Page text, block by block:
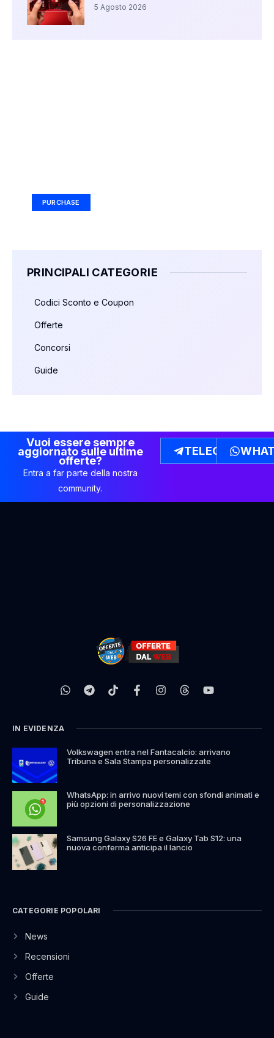
5 Agosto 2026
PURCHASE
PRINCIPALI CATEGORIE
Codici Sconto e Coupon
Offerte
Concorsi
Guide
Vuoi essere sempre
aggiornato sulle ultime
offerte?
Entra a far parte della nostra
community.
TELEGRAM
IN EVIDENZA
Volkswagen entra nel Fantacalcio: arrivano
Tribuna e Sala Stampa personalizzate
WhatsApp: in arrivo nuovi temi con sfondi animati e
più opzioni di personalizzazione
Samsung Galaxy S26 FE e Galaxy Tab S12: una
nuova conferma anticipa il lancio
CATEGORIE POPOLARI
News
Recensioni
Offerte
Guide